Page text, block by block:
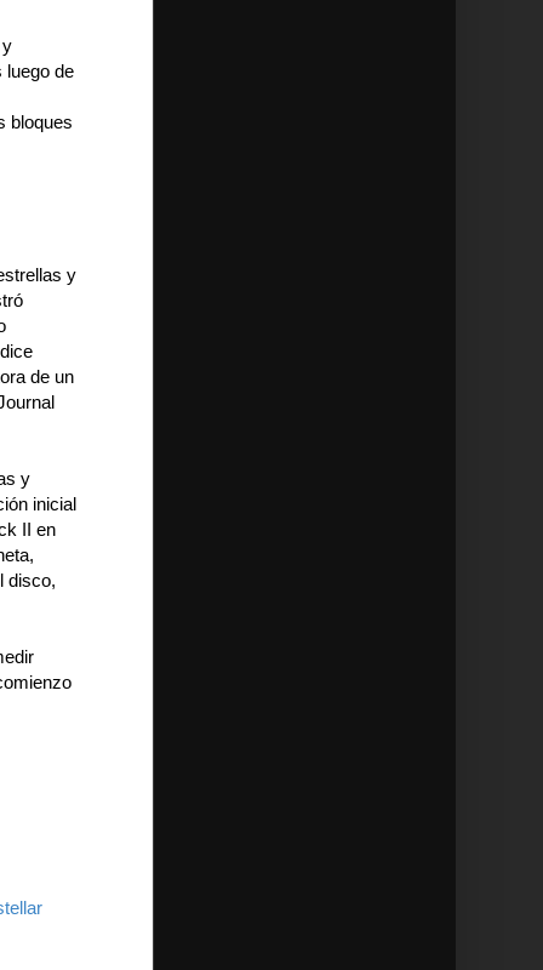
y
luego de
bloques
y
de un
y
inicial
II en
disco,